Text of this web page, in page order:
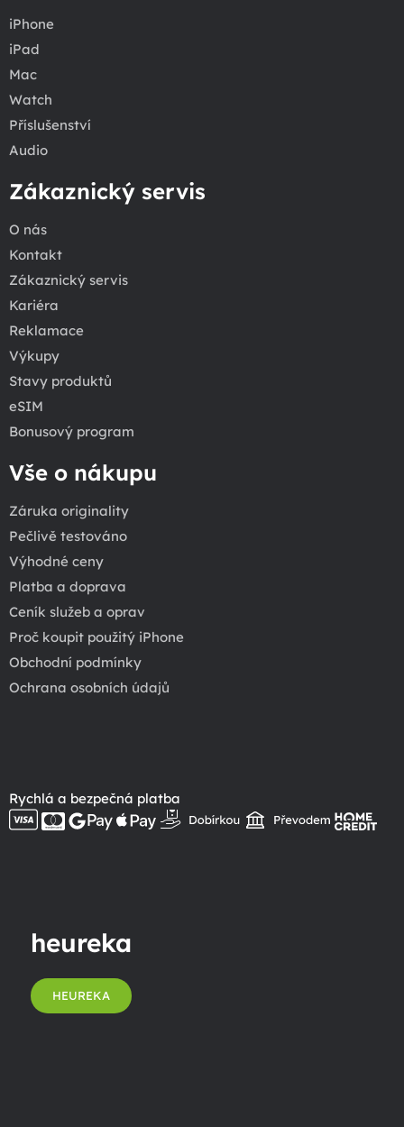
iPhone
iPad
Mac
Watch
Příslušenství
Audio
Zákaznický servis
O nás
Kontakt
Zákaznický servis
Kariéra
Reklamace
Výkupy
Stavy produktů
eSIM
Bonusový program
Vše o nákupu
Záruka originality
Pečlivě testováno
Výhodné ceny
Platba a doprava
Ceník služeb a oprav
Proč koupit použitý iPhone
Obchodní podmínky
Ochrana osobních údajů
Rychlá a bezpečná platba
heureka
HEUREKA